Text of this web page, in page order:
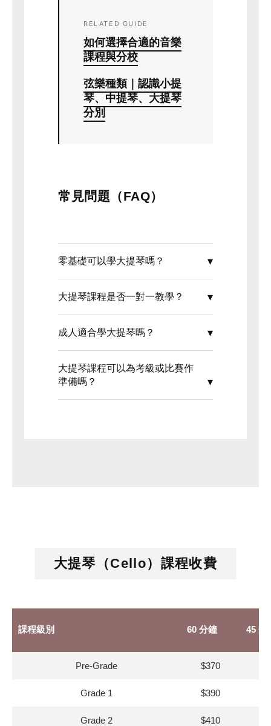
RELATED GUIDE
如何選擇合適的音樂
課程與分校
弦樂種類｜認識小提
琴、中提琴、大提琴
分別
常見問題（FAQ）
零基礎可以學大提琴嗎？
大提琴課程是否一對一教學？
成人適合學大提琴嗎？
大提琴課程可以為考級或比賽作
準備嗎？
大提琴（Cello）課程收費
課程級別 60 分鐘 45 分
Pre‑Grade $370
Grade 1 $390
Grade 2 $410